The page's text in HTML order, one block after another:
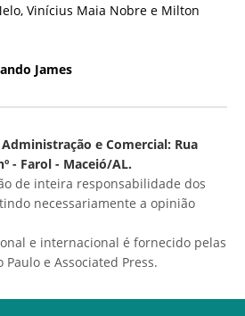
Vinícius Maia Nobre e Milton
James
e Comercial: Rua
- Farol - Maceió/AL.
de inteira responsabilidade dos
necessariamente a opinião
e internacional é fornecido pelas
Paulo e Associated Press.